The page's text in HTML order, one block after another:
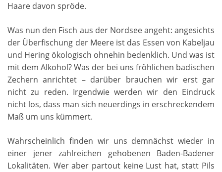
Haare davon spröde.
Was nun den Fisch aus der Nordsee angeht: angesichts
der Überfischung der Meere ist das Essen von Kabeljau
und Hering ökologisch ohnehin bedenklich. Und was ist
mit dem Alkohol? Was der bei uns fröhlichen badischen
Zechern anrichtet – darüber brauchen wir erst gar
nicht zu reden. Irgendwie werden wir den Eindruck
nicht los, dass man sich neuerdings in erschreckendem
Maß um uns kümmert.
Wahrscheinlich finden wir uns demnächst wieder in
einer jener zahlreichen gehobenen Baden-Badener
Lokalitäten. Wer aber partout keine Lust hat, statt Pils